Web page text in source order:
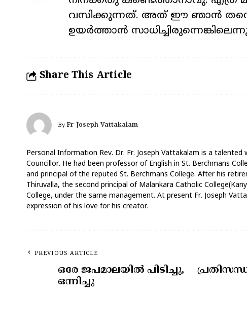
വസിക്കുന്നത്. അത് ഈ ഞാൻ
ഉയർത്താൻ
Share This Article
By Fr Joseph Vattakalam
Personal Information Rev. Dr. Fr. Joseph Vattakalam is a
Councillor. He had been professor of English in St. Berchmans
and principal of the reputed St. Berchmans College. After his
Thiruvalla, the second principal of Malankara Catholic
College, under the same management. At present Fr. Joseph
expression of his love for his creator.
PREVIOUS ARTICLE
ഒരേ ജപമാലയിൽ പിടിച്ചു,
ഒന്നിച്ചു